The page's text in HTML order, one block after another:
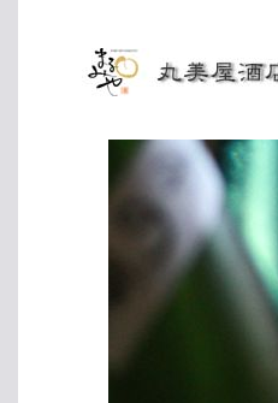
地酒・ワイン